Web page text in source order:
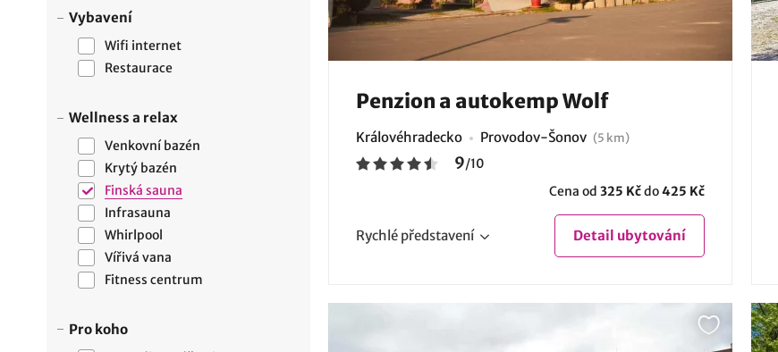
Vybavení
Wifi internet
Restaurace
Wellness a relax
Venkovní bazén
Krytý bazén
Finská sauna
Infrasauna
Whirlpool
Vířivá vana
Fitness centrum
Pro koho
Penzion a autokemp Wolf
Královéhradecko Provodov-Šonov (5 km)
9/10
Cena od 325 Kčdo425 Kč
Rychlé představení Detail ubytování